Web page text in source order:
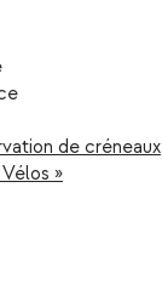
de créneaux
»